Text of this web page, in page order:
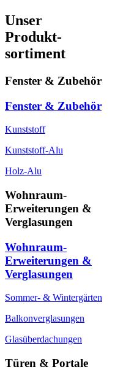
Unser
Produkt-
sortiment
Fenster & Zubehör
Fenster & Zubehör
Kunststoff
Kunststoff-Alu
Holz-Alu
Wohnraum-
Erweiterungen &
Verglasungen
Wohnraum-
Erweiterungen &
Verglasungen
Sommer- & Wintergärten
Balkonverglasungen
Glasüberdachungen
Türen & Portale